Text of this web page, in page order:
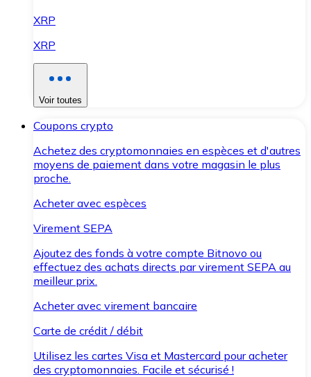
XRP
XRP
Voir toutes
Coupons crypto
Achetez des cryptomonnaies en espèces et d'autres
moyens de paiement dans votre magasin le plus
proche.
Acheter avec espèces
Virement SEPA
Ajoutez des fonds à votre compte Bitnovo ou
effectuez des achats directs par virement SEPA au
meilleur prix.
Acheter avec virement bancaire
Carte de crédit / débit
Utilisez les cartes Visa et Mastercard pour acheter
des cryptomonnaies. Facile et sécurisé !